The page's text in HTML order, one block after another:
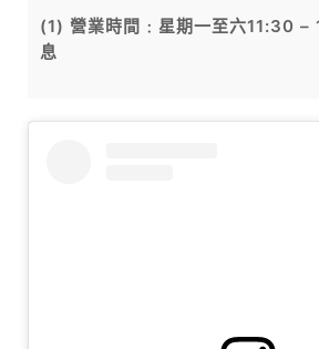
(1) 營業時間﹕星期一至六11:30
息